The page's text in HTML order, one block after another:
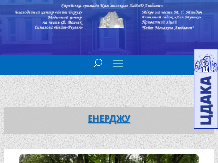
ЕНЕРДЖУ